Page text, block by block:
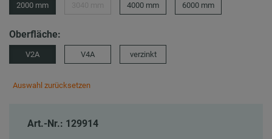
2000 mm 4000 mm 6000 mm
Oberfläche:
V2A V4A verzinkt
Auswahl zurücksetzen
Art.-Nr.: 129914